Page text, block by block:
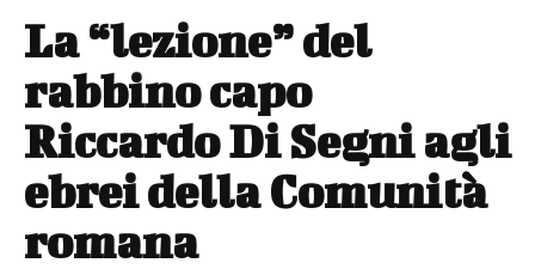
La “lezione” del
rabbino capo
Riccardo Di Segni agli
ebrei della Comunità
romana